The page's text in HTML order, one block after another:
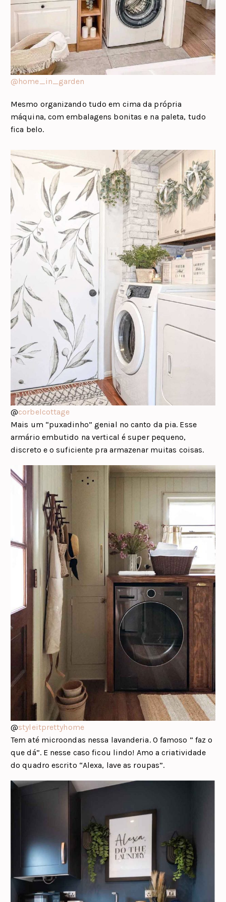
@home_in_garden
Mesmo organizando tudo em cima da própria
máquina, com embalagens bonitas e na paleta, tudo
fica belo.
@corbelcottage
Mais um “puxadinho” genial no canto da pia. Esse
armário embutido na vertical é super pequeno,
discreto e o suficiente pra armazenar muitas coisas.
@styleitprettyhome
Tem até microondas nessa lavanderia. O famoso ” faz o
que dá”. E nesse caso ficou lindo! Amo a criatividade
do quadro escrito “Alexa, lave as roupas”.